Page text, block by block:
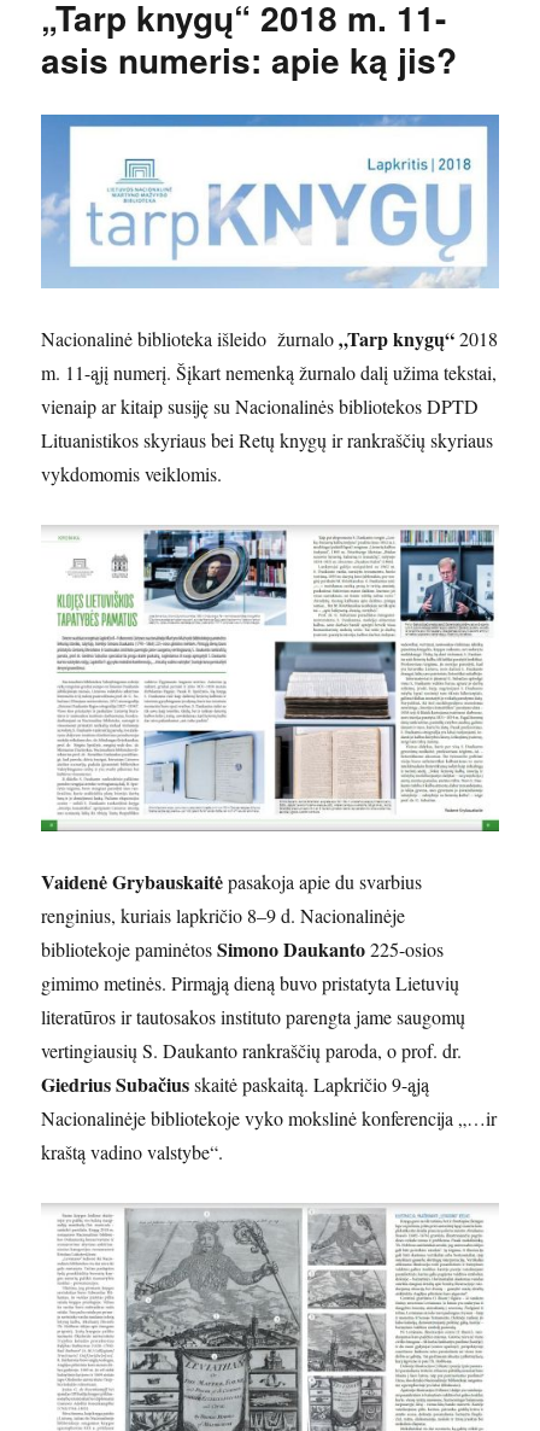
„Tarp knygų“ 2018 m. 11-
asis numeris: apie ką jis?
Nacionalinė biblioteka išleido žurnalo„Tarp knygų“2018
m. 11-ąjį numerį. Šįkart nemenką žurnalo dalį užima tekstai,
vienaip ar kitaip susiję su Nacionalinės bibliotekos DPTD
Lituanistikos skyriaus bei Retų knygų ir rankraščių skyriaus
vykdomomis veiklomis.
Vaidenė Grybauskaitėpasakoja apie du svarbius
renginius, kuriais lapkričio 8–9 d. Nacionalinėje
bibliotekoje paminėtosSimono Daukanto225-osios
gimimo metinės. Pirmąją dieną buvo pristatyta Lietuvių
literatūros ir tautosakos instituto parengta jame saugomų
vertingiausių S. Daukanto rankraščių paroda, o prof. dr.
Giedrius Subačiusskaitė paskaitą. Lapkričio 9-ąją
Nacionalinėje bibliotekoje vyko mokslinė konferencija „…ir
kraštą vadino valstybe“.